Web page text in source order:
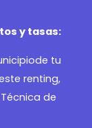
y tasas:
tu
renting,
de